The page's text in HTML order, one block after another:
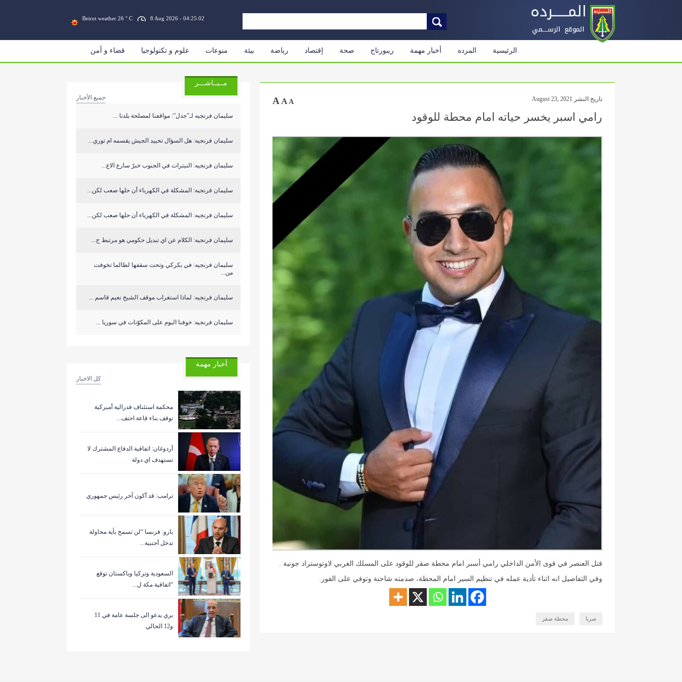
Beirut weather 26 ° C 8 Aug 2026 - 04:25:02
الرئيسية المرده أخبار مهمة ريبورتاج صحة إقتصاد رياضة بيئة منوعات علوم و تكنولوجيا قضاء و أمن
تاريخ النشر August 23, 2021 A A A
رامي اسبر يخسر حياته امام محطة للوقود
قتل العنصر في قوى الأمن الداخلي رامي أسبر امام محطة صقر للوقود على المسلك الغربي لاوتوستراد جونية .
وفي التفاصيل انه اثناء تأدية عمله في تنظيم السير امام المحطة، صدمته شاحنة وتوفي على الفور.
صربا محطة صقر
مــبــاشـــر
جميع الأخبار
سليمان فرنجيه لـ”جدل”: مواقفنا لمصلحة بلدنا ...
سليمان فرنجيه: هل السؤال تحييد الجيش يقسمه ام توري...
سليمان فرنجيه: النيترات في الجنوب خبرٌ سارع الاع...
سليمان فرنجيه: المشكلة في الكهرباء أن حلها صعب لكن...
سليمان فرنجيه: المشكلة في الكهرباء أن حلها صعب لكن...
سليمان فرنجيه: الكلام عن اي تبديل حكومي هو مرتبط ح...
سليمان فرنجيه: في بكركي وتحت سقفها لطالما تخوفت
من...
سليمان فرنجيه: لماذا استغراب موقف الشيخ نعيم قاسم ...
سليمان فرنجيه: خوفنا اليوم على المكوّنات في سوريا ...
أخبار مهمة
كل الاخبار
‏محكمة استئناف فدرالية أميركية
توقف بناء قاعة احتف...
أردوغان: اتفاقية الدفاع المشترك لا
تستهدف اي دولة
ترامب: قد أكون آخر رئيس جمهوري
بارو: فرنسا “لن تسمح بأية محاولة
تدخل أجنبية...
السعودية وتركيا وباكستان توقع
“اتفاقية مكة ل...
بري يدعو الى جلسة عامة في 11
و12 الحالي